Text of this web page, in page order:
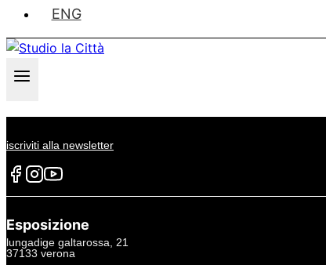
ENG
iscriviti alla newsletter
Esposizione
lungadige galtarossa, 21
37133 verona